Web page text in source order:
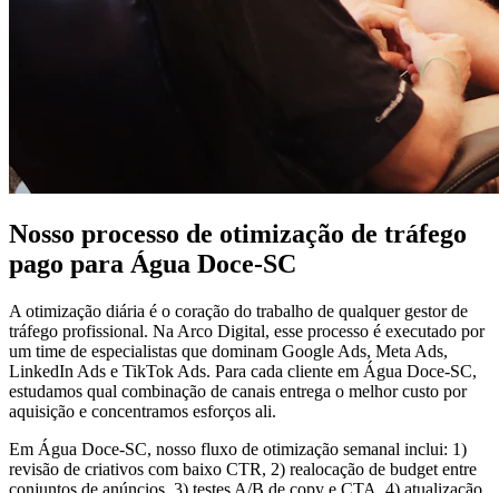
Nosso processo de otimização de tráfego
pago para Água Doce-SC
A otimização diária é o coração do trabalho de qualquer gestor de
tráfego profissional. Na Arco Digital, esse processo é executado por
um time de especialistas que dominam Google Ads, Meta Ads,
LinkedIn Ads e TikTok Ads. Para cada cliente em Água Doce-SC,
estudamos qual combinação de canais entrega o melhor custo por
aquisição e concentramos esforços ali.
Em Água Doce-SC, nosso fluxo de otimização semanal inclui: 1)
revisão de criativos com baixo CTR, 2) realocação de budget entre